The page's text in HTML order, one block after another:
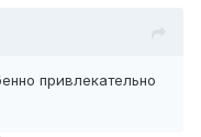
привлекательно